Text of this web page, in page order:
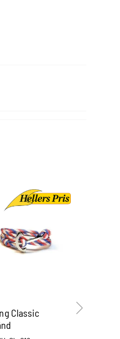
Classic